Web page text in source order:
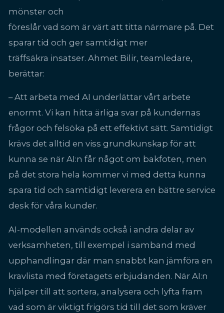
mönster och
föreslår vad som är värt att titta närmare på. Det
sparar tid och ger samtidigt mer
träffsäkra insatser. Ahmet Bilir, teamledare,
berättar:
– Att arbeta med AI underlättar vårt arbete
enormt. Vi kan hitta ärliga svar på kundernas
frågor och felsöka på ett effektivt sätt. Samtidigt
krävs det alltid en viss grundkunskap för att
kunna se när AI:n får något om bakfoten, men
på det stora hela kommer vi med detta kunna
spara tid och samtidigt leverera en bättre service
desk för våra kunder.
AI-modellen används också i andra delar av
verksamheten, till exempel i samband med
upphandlingar där man snabbt kan jämföra en
kravlista med företagets erbjudanden. När AI:n
hjälper till att sortera, analysera och lyfta fram
vad som är viktigt frigörs tid till det som kräver